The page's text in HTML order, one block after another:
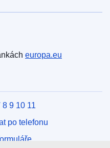
europa.eu
9 10 11
po telefonu